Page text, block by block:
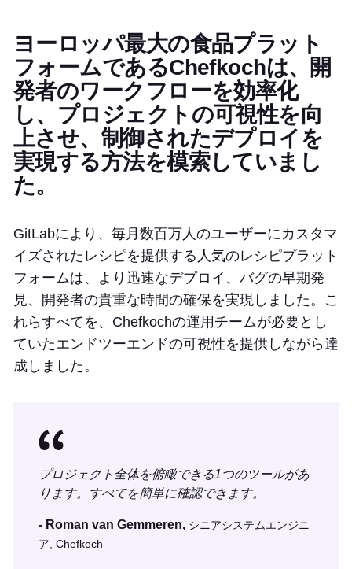
ヨーロッパ最大の食品プラット
フォームであるChefkochは、開
発者のワークフローを効率化
し、プロジェクトの可視性を向
上させ、制御されたデプロイを
実現する方法を模索していまし
た。
GitLabにより、毎月数百万人のユーザーにカスタマ
イズされたレシピを提供する人気のレシピプラット
フォームは、より迅速なデプロイ、バグの早期発
見、開発者の貴重な時間の確保を実現しました。こ
れらすべてを、Chefkochの運用チームが必要とし
ていたエンドツーエンドの可視性を提供しながら達
成しました。
プロジェクト全体を俯瞰できる1つのツールがあ
ります。すべてを簡単に確認できます。
- Roman van Gemmeren, シニアシステムエンジニ
ア, Chefkoch